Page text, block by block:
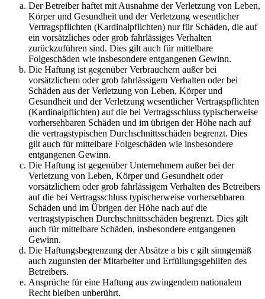
Der Betreiber haftet mit Ausnahme der Verletzung von Leben,
Körper und Gesundheit und der Verletzung wesentlicher
Vertragspflichten (Kardinalpflichten) nur für Schäden, die auf
ein vorsätzliches oder grob fahrlässiges Verhalten
zurückzuführen sind. Dies gilt auch für mittelbare
Folgeschäden wie insbesondere entgangenen Gewinn.
Die Haftung ist gegenüber Verbrauchern außer bei
vorsätzlichem oder grob fahrlässigem Verhalten oder bei
Schäden aus der Verletzung von Leben, Körper und
Gesundheit und der Verletzung wesentlicher Vertragspflichten
(Kardinalpflichten) auf die bei Vertragsschluss typischerweise
vorhersehbaren Schäden und im übrigen der Höhe nach auf
die vertragstypischen Durchschnittsschäden begrenzt. Dies
gilt auch für mittelbare Folgeschäden wie insbesondere
entgangenen Gewinn.
Die Haftung ist gegenüber Unternehmern außer bei der
Verletzung von Leben, Körper und Gesundheit oder
vorsätzlichem oder grob fahrlässigem Verhalten des Betreibers
auf die bei Vertragsschluss typischerweise vorhersehbaren
Schäden und im Übrigen der Höhe nach auf die
vertragstypischen Durchschnittsschäden begrenzt. Dies gilt
auch für mittelbare Schäden, insbesondere entgangenen
Gewinn.
Die Haftungsbegrenzung der Absätze a bis c gilt sinngemäß
auch zugunsten der Mitarbeiter und Erfüllungsgehilfen des
Betreibers.
Ansprüche für eine Haftung aus zwingendem nationalem
Recht bleiben unberührt.